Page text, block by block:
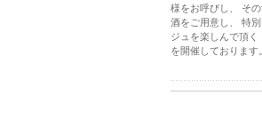
様をお呼びし、 そ
酒をご用意し、 特
ジュを楽しんで頂く
を開催しております。